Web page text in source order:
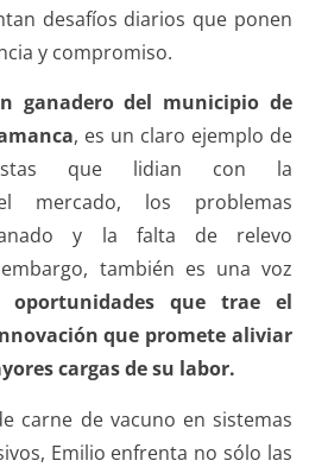
desafíos diarios que ponen
y compromiso.
ganadero del municipio de
, es un claro ejemplo de
que lidian con la
mercado, los problemas
y la falta de relevo
también es una voz
oportunidades que trae el
que promete aliviar
cargas de su labor.
carne de vacuno en sistemas
Emilio enfrenta no sólo las